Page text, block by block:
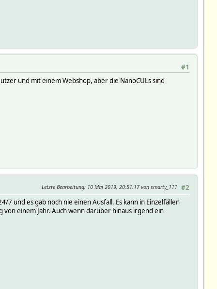
#1
und mit einem Webshop, aber die NanoCULs sind
#2
Letzte Bearbeitung: 10 Mai 2019, 20:51:17 von smarty_111
7 und es gab noch nie einen Ausfall. Es kann in Einzelfällen
einem Jahr. Auch wenn darüber hinaus irgend ein